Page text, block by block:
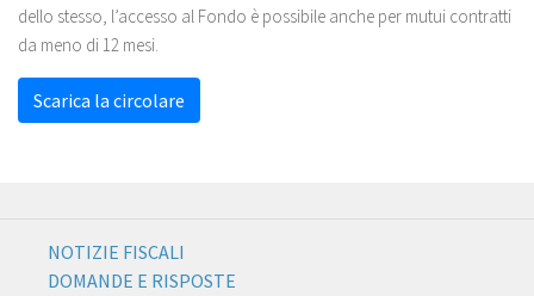
dello stesso, l’accesso al Fondo è possibile anche per mutui contratti
da meno di 12 mesi.
Scarica la circolare
NOTIZIE FISCALI
DOMANDE E RISPOSTE